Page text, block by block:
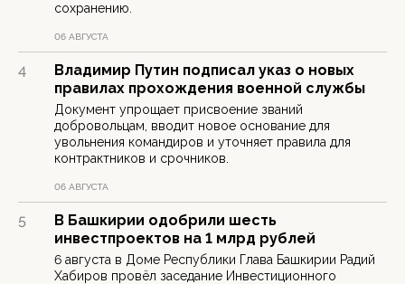
сохранению.
06 АВГУСТА
4
Владимир Путин подписал указ о новых
правилах прохождения военной службы
Документ упрощает присвоение званий
добровольцам, вводит новое основание для
увольнения командиров и уточняет правила для
контрактников и срочников.
06 АВГУСТА
5
В Башкирии одобрили шесть
инвестпроектов на 1 млрд рублей
6 августа в Доме Республики Глава Башкирии Радий
Хабиров провёл заседание Инвестиционного